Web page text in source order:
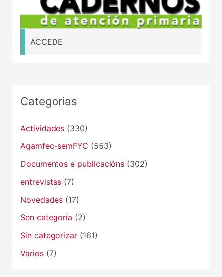
ACCEDE
Categorias
Actividades(330)
Agamfec-semFYC (553)
Documentos e publicacións(302)
entrevistas(7)
Novedades(17)
Sen categoría (2)
Sin categorizar(161)
Varios(7)